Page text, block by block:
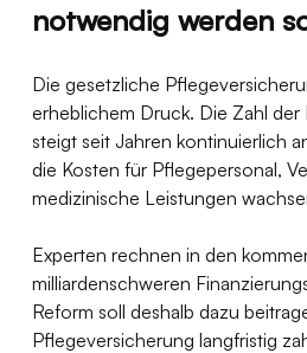
notwendig werden
Die gesetzliche
erheblichem Druck. Die Zahl
steigt seit Jahren kontinuierlich
die Kosten für Pflegepersonal,
medizinische Leistungen
Experten rechnen in den
milliardenschweren
Reform soll deshalb dazu
Pflegeversicherung langfristig